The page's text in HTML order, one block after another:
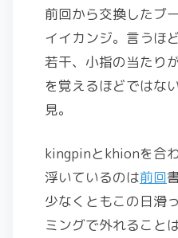
前回から交換したブ
イイカンジ。言うほ
若干、小指の当たり
を覚えるほどではな
見。
kingpinとkhionを合
浮いているのは前回
少なくともこの日滑
ミングで外れること